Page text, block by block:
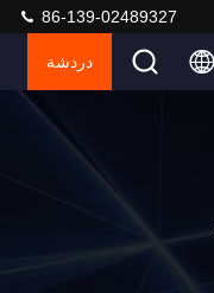
86-139-02489327
دردشة